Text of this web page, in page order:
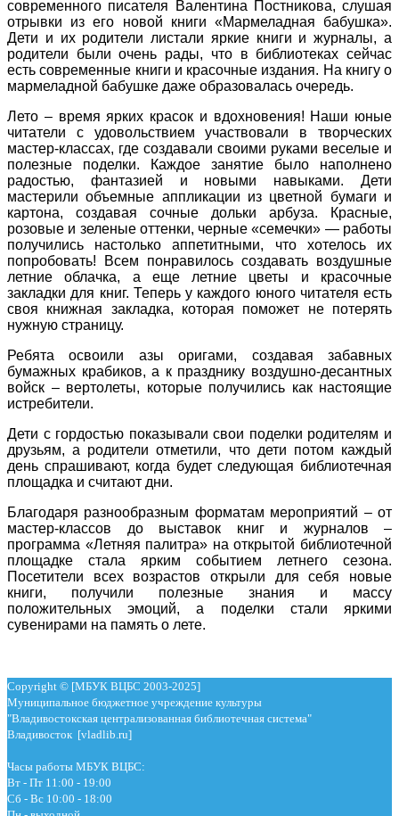
современного писателя Валентина Постникова, слушая
отрывки из его новой книги «Мармеладная бабушка».
Дети и их родители листали яркие книги и журналы, а
родители были очень рады, что в библиотеках сейчас
есть современные книги и красочные издания. На книгу о
мармеладной бабушке даже образовалась очередь.
Лето – время ярких красок и вдохновения! Наши юные
читатели с удовольствием участвовали в творческих
мастер-классах, где создавали своими руками веселые и
полезные поделки. Каждое занятие было наполнено
радостью, фантазией и новыми навыками. Дети
мастерили объемные аппликации из цветной бумаги и
картона, создавая сочные дольки арбуза. Красные,
розовые и зеленые оттенки, черные «семечки» — работы
получились настолько аппетитными, что хотелось их
попробовать! Всем понравилось создавать воздушные
летние облачка, а еще летние цветы и красочные
закладки для книг. Теперь у каждого юного читателя есть
своя книжная закладка, которая поможет не потерять
нужную страницу.
Ребята освоили азы оригами, создавая забавных
бумажных крабиков, а к празднику воздушно-десантных
войск – вертолеты, которые получились как настоящие
истребители.
Дети с гордостью показывали свои поделки родителям и
друзьям, а родители отметили, что дети потом каждый
день спрашивают, когда будет следующая библиотечная
площадка и считают дни.
Благодаря разнообразным форматам мероприятий – от
мастер-классов до выставок книг и журналов –
программа «Летняя палитра» на открытой библиотечной
площадке стала ярким событием летнего сезона.
Посетители всех возрастов открыли для себя новые
книги, получили полезные знания и массу
положительных эмоций, а поделки стали яркими
сувенирами на память о лете.
Copyright © [МБУК ВЦБС 2003-2025]
Муниципальное бюджетное учреждение культуры
"Владивостокская централизованная библиотечная система"
Владивосток [vladlib.ru]
Часы работы МБУК ВЦБС:
Вт - Пт 11:00 - 19:00
Сб - Вс 10:00 - 18:00